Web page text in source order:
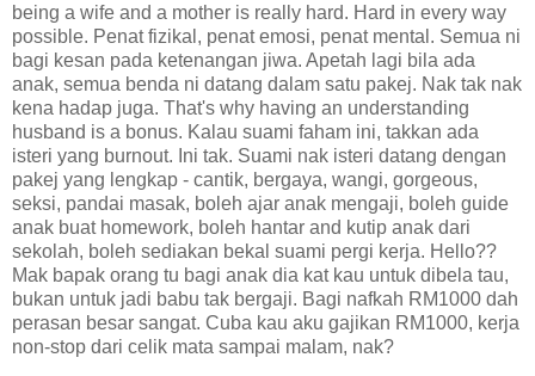
being a wife and a mother is really hard. Hard in every way
possible. Penat fizikal, penat emosi, penat mental. Semua ni
bagi kesan pada ketenangan jiwa. Apetah lagi bila ada
anak, semua benda ni datang dalam satu pakej. Nak tak nak
kena hadap juga. That's why having an understanding
husband is a bonus. Kalau suami faham ini, takkan ada
isteri yang burnout. Ini tak. Suami nak isteri datang dengan
pakej yang lengkap - cantik, bergaya, wangi, gorgeous,
seksi, pandai masak, boleh ajar anak mengaji, boleh guide
anak buat homework, boleh hantar and kutip anak dari
sekolah, boleh sediakan bekal suami pergi kerja. Hello??
Mak bapak orang tu bagi anak dia kat kau untuk dibela tau,
bukan untuk jadi babu tak bergaji. Bagi nafkah RM1000 dah
perasan besar sangat. Cuba kau aku gajikan RM1000, kerja
non-stop dari celik mata sampai malam, nak?